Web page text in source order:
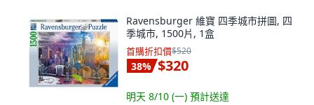
Ravensburger 維寶 四季城市拼圖, 四
季城市, 1500片, 1盒
首購折扣價$520
38% $320
明天 8/10 (一) 預計送達